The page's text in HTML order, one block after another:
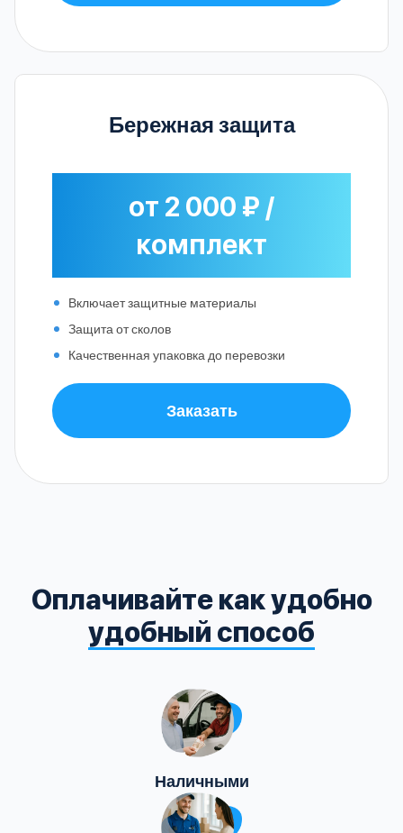
Бережная защита
от 2 000 ₽ /
комплект
Включает защитные материалы
Защита от сколов
Качественная упаковка до перевозки
Заказать
Оплачивайте как удобно
удобный способ
Наличными